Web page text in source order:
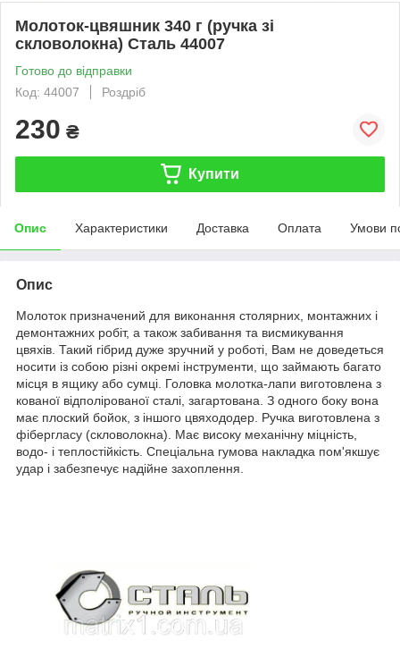
Молоток-цвяшник 340 г (ручка зі
скловолокна) Сталь 44007
Готово до відправки
Код: 44007
Роздріб
230 ₴
Купити
Опис Характеристики Доставка Оплата Умови
Опис
Молоток призначений для виконання столярних, монтажних і
демонтажних робіт, а також забивання та висмикування
цвяхів. Такий гібрид дуже зручний у роботі, Вам не доведеться
носити із собою різні окремі інструменти, що займають багато
місця в ящику або сумці. Головка молотка-лапи виготовлена з
кованої відполірованої сталі, загартована. З одного боку вона
має плоский бойок, з іншого цвяхододер. Ручка виготовлена з
фібергласу (скловолокна). Має високу механічну міцність,
водо- і теплостійкість. Спеціальна гумова накладка пом'якшує
удар і забезпечує надійне захоплення.